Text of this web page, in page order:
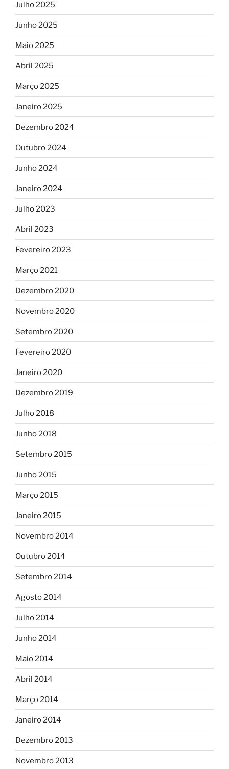
Julho 2025
Junho 2025
Maio 2025
Abril 2025
Março 2025
Janeiro 2025
Dezembro 2024
Outubro 2024
Junho 2024
Janeiro 2024
Julho 2023
Abril 2023
Fevereiro 2023
Março 2021
Dezembro 2020
Novembro 2020
Setembro 2020
Fevereiro 2020
Janeiro 2020
Dezembro 2019
Julho 2018
Junho 2018
Setembro 2015
Junho 2015
Março 2015
Janeiro 2015
Novembro 2014
Outubro 2014
Setembro 2014
Agosto 2014
Julho 2014
Junho 2014
Maio 2014
Abril 2014
Março 2014
Janeiro 2014
Dezembro 2013
Novembro 2013